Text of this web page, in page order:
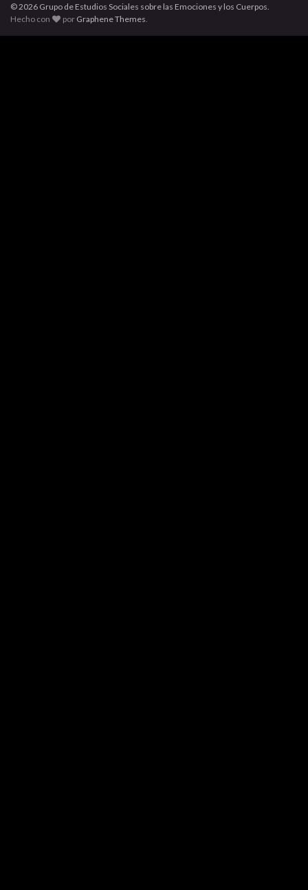
© 2026 Grupo de Estudios Sociales sobre las Emociones y los Cuerpos.
Hecho con
por Graphene Themes